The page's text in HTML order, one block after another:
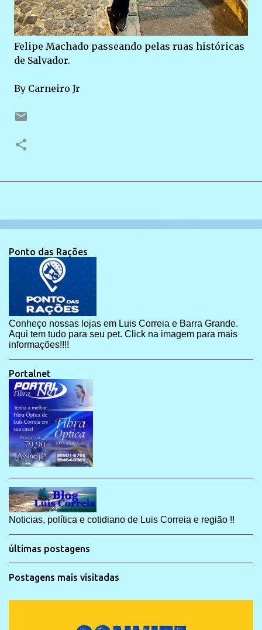
Felipe Machado passeando pelas ruas históricas
de Salvador.
By Carneiro Jr
Ponto das Rações
Conheço nossas lojas em Luis Correia e Barra Grande.
Aqui tem tudo para seu pet. Click na imagem para mais
informações!!!!
Portalnet
Noticias, política e cotidiano de Luis Correia e região !!
últimas postagens
Postagens mais visitadas